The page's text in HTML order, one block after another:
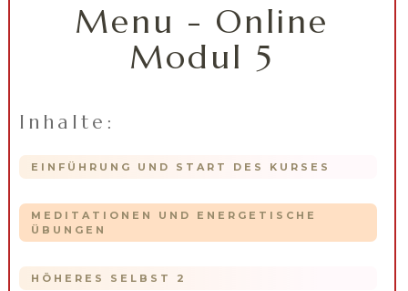
Menu - Online
Modul 5
Inhalte:
EINFÜHRUNG UND START DES KURSES
MEDITATIONEN UND ENERGETISCHE
ÜBUNGEN
HÖHERES SELBST 2